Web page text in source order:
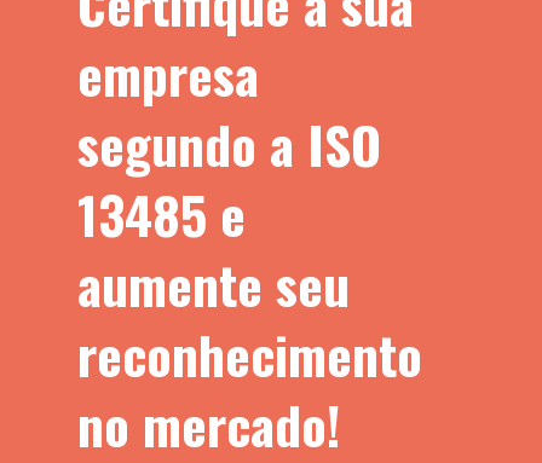
empresa
segundo a ISO
13485 e
aumente seu
reconhecimento
no mercado!